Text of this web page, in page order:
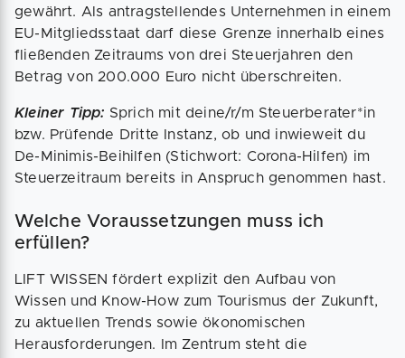
gewährt. Als antragstellendes Unternehmen in einem
EU-Mitgliedsstaat darf diese Grenze innerhalb eines
fließenden Zeitraums von drei Steuerjahren den
Betrag von 200.000 Euro nicht überschreiten.
Kleiner Tipp: Sprich mit deine/r/m Steuerberater*in
bzw. Prüfende Dritte Instanz, ob und inwieweit du
De-Minimis-Beihilfen (Stichwort: Corona-Hilfen) im
Steuerzeitraum bereits in Anspruch genommen hast.
Welche Voraussetzungen muss ich
erfüllen?
LIFT WISSEN fördert explizit den Aufbau von
Wissen und Know-How zum Tourismus der Zukunft,
zu aktuellen Trends sowie ökonomischen
Herausforderungen. Im Zentrum steht die